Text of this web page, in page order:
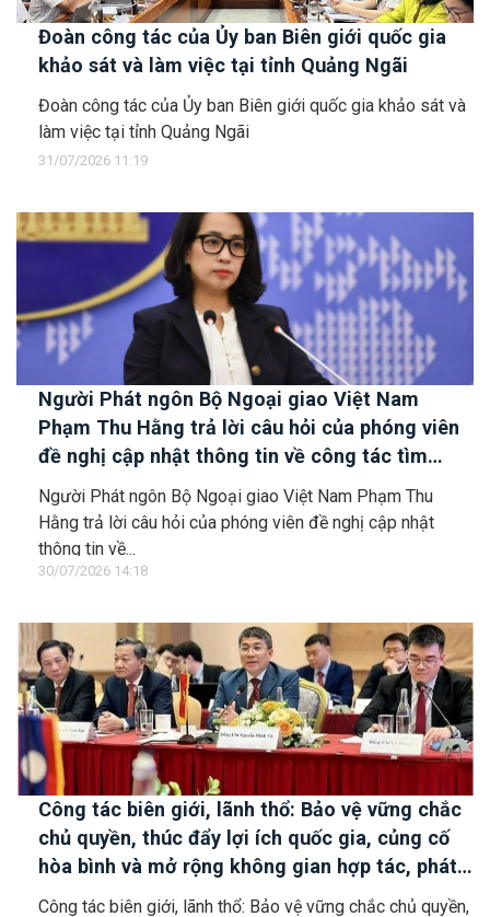
Đoàn công tác của Ủy ban Biên giới quốc gia
khảo sát và làm việc tại tỉnh Quảng Ngãi
Đoàn công tác của Ủy ban Biên giới quốc gia khảo sát và
làm việc tại tỉnh Quảng Ngãi
31/07/2026 11:19
Người Phát ngôn Bộ Ngoại giao Việt Nam
Phạm Thu Hằng trả lời câu hỏi của phóng viên
đề nghị cập nhật thông tin về công tác tìm
kiếm, cứu hộ các thuyền viên Việt Nam trên tàu
Khôi Nguyên 18
Người Phát ngôn Bộ Ngoại giao Việt Nam Phạm Thu
Hằng trả lời câu hỏi của phóng viên đề nghị cập nhật
thông tin về...
30/07/2026 14:18
Công tác biên giới, lãnh thổ: Bảo vệ vững chắc
chủ quyền, thúc đẩy lợi ích quốc gia, củng cố
hòa bình và mở rộng không gian hợp tác, phát
triển
Công tác biên giới, lãnh thổ: Bảo vệ vững chắc chủ quyền,